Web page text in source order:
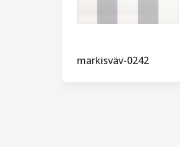
markisväv-0242